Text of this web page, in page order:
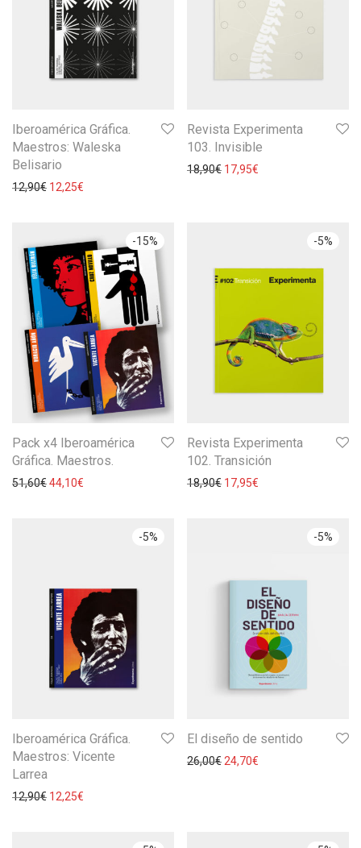
Iberoamérica Gráfica.
Maestros: Waleska
Belisario
12,90€ 12,25€
Revista Experimenta
103. Invisible
18,90€ 17,95€
-15%
Pack x4 Iberoamérica
Gráfica. Maestros.
51,60€44,10€
-5%
Revista Experimenta
102. Transición
18,90€ 17,95€
-5%
Iberoamérica Gráfica.
Maestros: Vicente
Larrea
12,90€ 12,25€
-5%
El diseño de sentido
26,00€ 24,70€